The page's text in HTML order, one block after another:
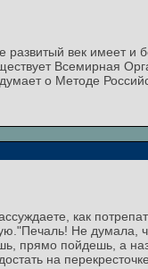
век имеет и
Всемирная
о Методе
как
Не думала,
прямо пойдешь, а
на